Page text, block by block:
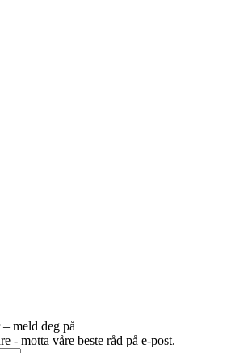
meld deg på
- motta våre beste råd på e-post.